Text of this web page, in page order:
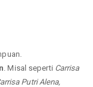
. Misal seperti Carrisa
Putri Alena,